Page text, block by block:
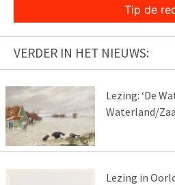
Tip de
VERDER IN HET NIEUWS:
Lezing: ‘De
Waterland/
Lezing in